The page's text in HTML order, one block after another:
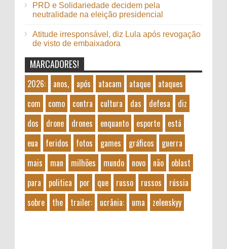
PRD e Solidariedade decidem pela
neutralidade na eleição presidencial
Atitude irresponsável, diz Lula após revogação
de visto de embaixadora
MARCADORES!
2026: anos, após atacam ataque
ataques
com
como contra cultura das defesa
diz
dos
drone drones enquanto esporte
está
eua
feridos fotos games gráficos
guerra
mais
man milhões mundo novo não
oblast
para
politica por que russo russos
rússia
sobre
the trailer: ucrânia: uma zelenskyy